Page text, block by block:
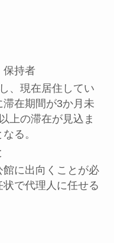
保持者
、現在居住してい
在期間が3か月未
上の滞在が見込ま
る。
に出向くことが必
で代理人に任せる